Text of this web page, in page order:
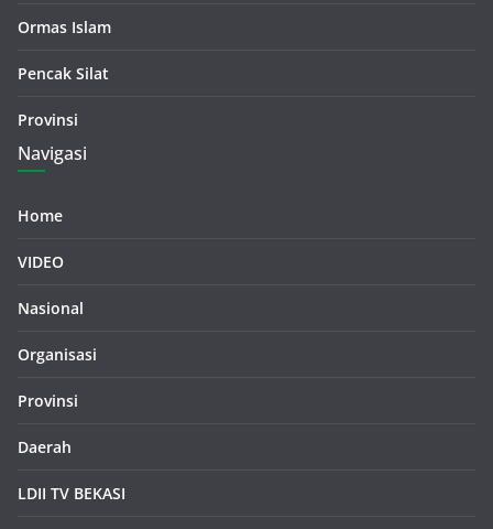
Ormas Islam
Pencak Silat
Provinsi
Navigasi
Home
VIDEO
Nasional
Organisasi
Provinsi
Daerah
LDII TV BEKASI